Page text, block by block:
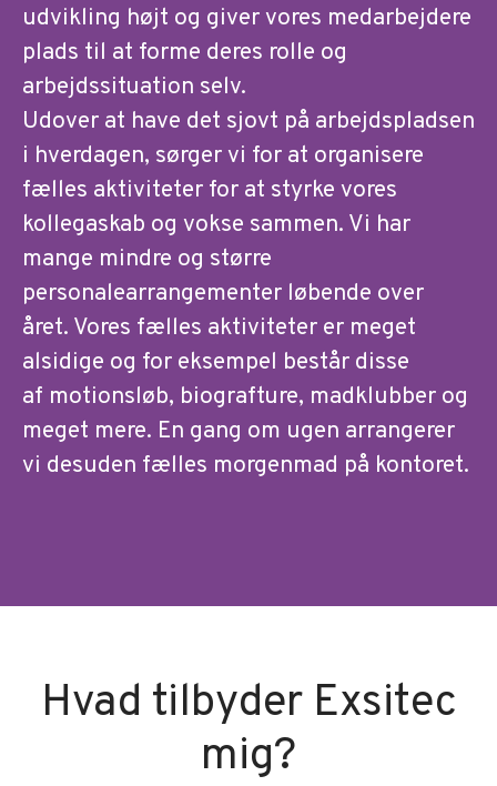
udvikling højt og giver vores medarbejdere
plads til at forme deres rolle og
arbejdssituation selv.
Udover at have det sjovt på arbejdspladsen
i hverdagen, sørger vi for at organisere
fælles aktiviteter for at styrke vores
kollegaskab og vokse sammen. Vi har
mange mindre og større
personalearrangementer løbende over
året. Vores fælles aktiviteter er meget
alsidige og for eksempel består disse
af motionsløb, biografture, madklubber og
meget mere. En gang om ugen arrangerer
vi desuden fælles morgenmad på kontoret.
Hvad tilbyder Exsitec
mig?